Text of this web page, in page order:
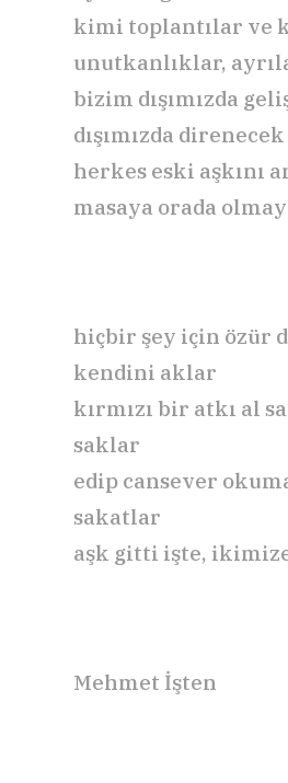
kimi toplantılar ve
unutkanlıklar,
bizim dışımızda
dışımızda
herkes eski aşkını
masaya orada
hiçbir şey için özür
kendini aklar
kırmızı bir atkı al
saklar
edip cansever
sakatlar
aşk gitti işte,
Mehmet İşten